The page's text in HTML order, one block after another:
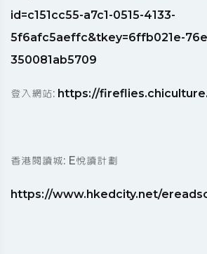
id=c151cc55-a7c1-0515-4133-
5f6afc5aeffc&tkey=6ffb021e-
350081ab5709
登入網站: https://
香港閱讀城: E悅讀計劃
https://www.hkedcity.net/